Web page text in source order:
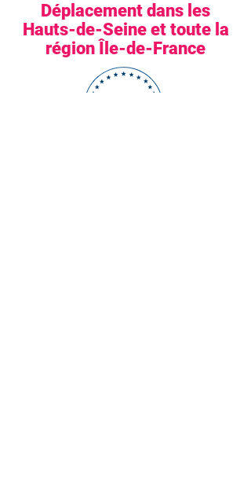
Déplacement dans les
Hauts-de-Seine et toute la
région Île-de-France